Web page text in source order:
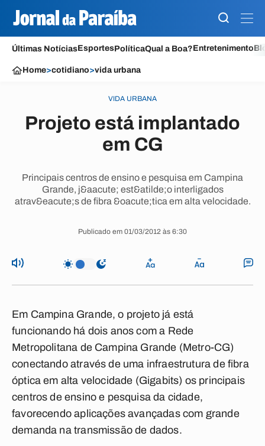
Últimas NotíciasEsportesPolíticaQual a Boa?Entretenimento
Home>cotidiano>vida urbana
VIDA URBANA
Projeto está implantado
em CG
Principais centros de ensino e pesquisa em Campina
Grande, j&aacute; est&atilde;o interligados
atrav&eacute;s de fibra &oacute;tica em alta velocidade.
Publicado em 01/03/2012 às 6:30
Em Campina Grande, o projeto já está
funcionando há dois anos com a Rede
Metropolitana de Campina Grande (Metro-CG)
conectando através de uma infraestrutura de fibra
óptica em alta velocidade (Gigabits) os principais
centros de ensino e pesquisa da cidade,
favorecendo aplicações avançadas com grande
demanda na transmissão de dados.